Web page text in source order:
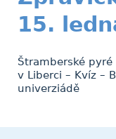
15.
Štramberské
v Liberci – Kvíz –
univerziádě